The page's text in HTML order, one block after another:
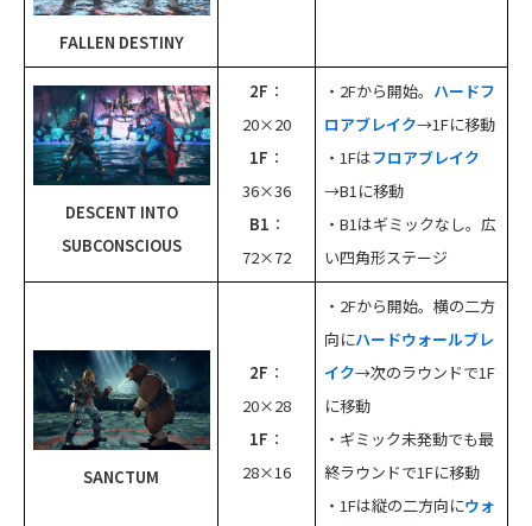
FALLEN DESTINY
DESCENT INTO
SUBCONSCIOUS
2F ：
20×20
1F ：
36×36
B1 ：
72×72
・2Fから開始。 ハードフ
ロアブレイク→1Fに移動
・1Fはフロアブレイク
→B1に移動
・B1はギミックなし。広
い四角形ステージ
SANCTUM
2F ：
20×28
1F ：
28×16
・2Fから開始。横の二方
向にハードウォールブレ
イク→次のラウンドで1F
に移動
・ギミック未発動でも最
終ラウンドで1Fに移動
・1Fは縦の二方向にウォ